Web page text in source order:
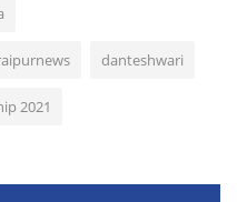
danteshwari
2021